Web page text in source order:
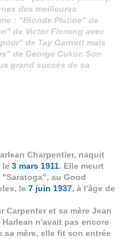
des meilleures
: "Blonde Platine" de
de Victor Fleming avec
de Tay Garnett mais
de George Cukor. Son
grand succès de sa
Charpentier, naquit
le 3 mars 1911. Elle meurt
au Good
le 7 juin 1937, à l'âge de
Carpenter et sa mère Jean
n'avait pas encore
sa mère, elle fit son entrée